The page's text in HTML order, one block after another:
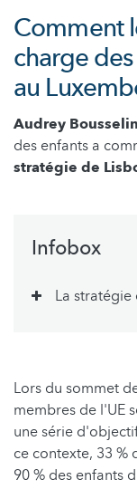
Comment
charge
au
Audrey
des enfants a
stratégie de
Infobox
La stratégie
Lors du sommet
membres de l'UE
une série
ce contexte, 33 %
90 % des enfants